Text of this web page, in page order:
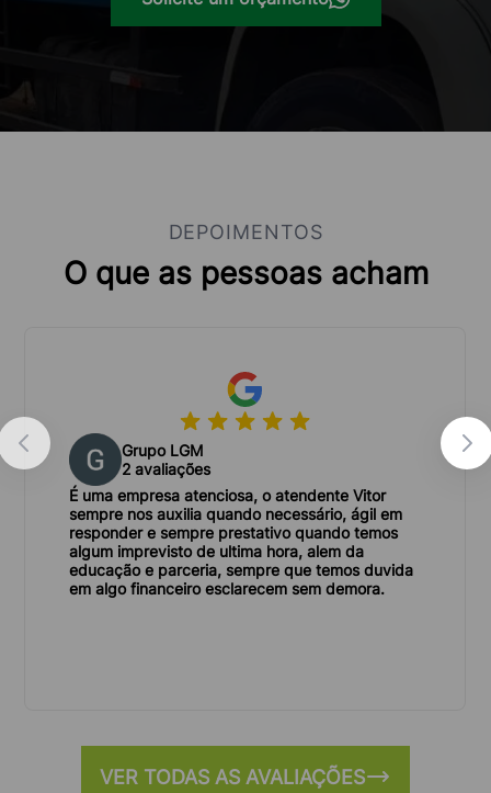
da caçamba ideal, esclarecer dúvidas e oferecer
Preços competitivos: Oferecemos orçamentos
transparentes e competitivos, com condições de
pagamento flexíveis para atender às suas
empresa licenciada e comprometida com o
descarte correto dos entulhos em aterros
autorizados, garantindo a preservação do meio
ambiente.
Agilidade e praticidade:Com a Lock Caçambas,
você não precisa se preocupar com o transporte e
Existem diversos tipos de caçambas disponíveis
DEPOIMENTOS
O que as pessoas acham
Grupo LGM
2 avaliações
É uma empresa atenciosa, o atendente Vitor
sempre nos auxilia quando necessário, ágil em
responder e sempre prestativo quando temos
algum imprevisto de ultima hora, alem da
educação e parceria, sempre que temos duvida
em algo financeiro esclarecem sem demora.
VER TODAS AS AVALIAÇÕES